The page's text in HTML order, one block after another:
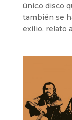
único disco
también se
exilio, relato